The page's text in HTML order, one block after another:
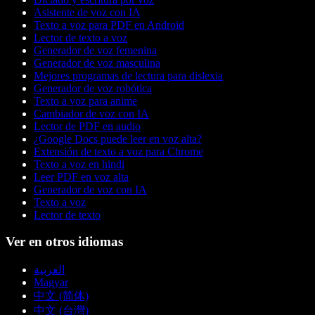
Asistente de voz con IA
Texto a voz para PDF en Android
Lector de texto a voz
Generador de voz femenina
Generador de voz masculina
Mejores programas de lectura para dislexia
Generador de voz robótica
Texto a voz para anime
Cambiador de voz con IA
Lector de PDF en audio
¿Google Docs puede leer en voz alta?
Extensión de texto a voz para Chrome
Texto a voz en hindi
Leer PDF en voz alta
Generador de voz con IA
Texto a voz
Lector de texto
Ver en otros idiomas
العربية
Magyar
中文 (简体)
中文 (台灣)